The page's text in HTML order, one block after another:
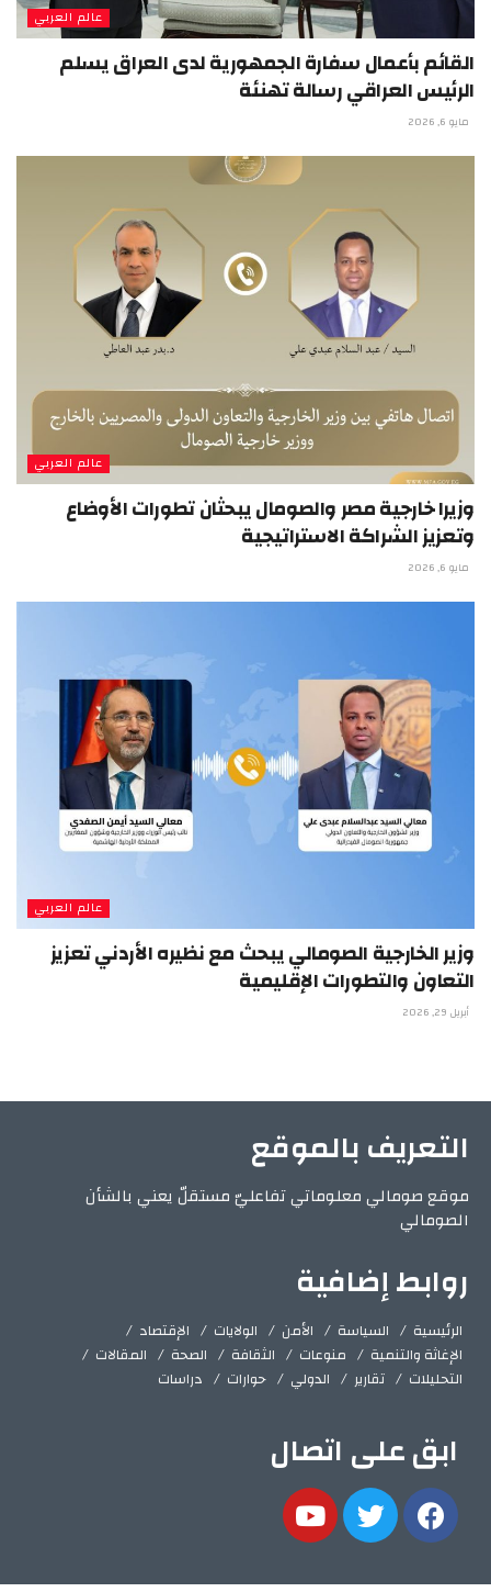
عالم العربي
القائم بأعمال سفارة الجمهورية لدى العراق يسلم
الرئيس العراقي رسالة تهنئة
مايو 6, 2026
عالم العربي
وزيرا خارجية مصر والصومال يبحثان تطورات الأوضاع
وتعزيز الشراكة الاستراتيجية
مايو 6, 2026
عالم العربي
وزير الخارجية الصومالي يبحث مع نظيره الأردني تعزيز
التعاون والتطورات الإقليمية
أبريل 29, 2026
التعريف بالموقع
موقع صومالي معلوماتي تفاعليّ مستقلّ يعني بالشأن
الصومالي
روابط إضافية
الرئيسية السياسة الأمن الولايات
الإقتصاد
الإغاثة والتنمية
منوعات الثقافة الصحة
المقالات
التحليلات
تقارير الدولي حوارات دراسات
ابق على اتصال